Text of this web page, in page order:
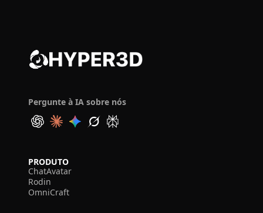
Pergunte à IA sobre nós
PRODUTO
ChatAvatar
Rodin
OmniCraft